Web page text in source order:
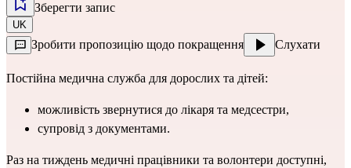
Зберегти запис
UK
Зробити пропозицію щодо покращення Слухати
Постійна медична служба для дорослих та дітей:
можливість звернутися до лікаря та медсестри,
супровід з документами.
Раз на тиждень медичні працівники та волонтери доступні,